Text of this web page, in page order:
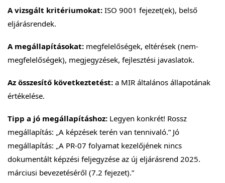
A vizsgált kritériumokat: ISO 9001 fejezet(ek), belső
eljárásrendek.
A megállapításokat: megfelelőségek, eltérések (nem-
megfelelőségek), megjegyzések, fejlesztési javaslatok.
Az összesítő következtetést: a MIR általános állapotának
értékelése.
Tipp a jó megállapításhoz: Legyen konkrét! Rossz
megállapítás: „A képzések terén van tennivaló.” Jó
megállapítás: „A PR-07 folyamat kezelőjének nincs
dokumentált képzési feljegyzése az új eljárásrend 2025.
márciusi bevezetéséről (7.2 fejezet).”